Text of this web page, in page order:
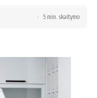
5 min. skaitymo